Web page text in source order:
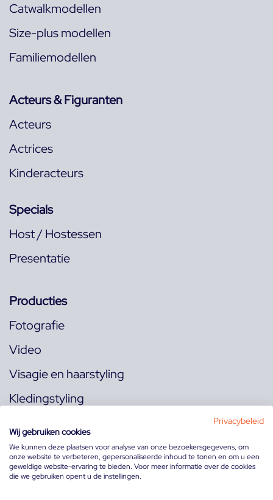
Catwalkmodellen
Size-plus modellen
Familiemodellen
Acteurs & Figuranten
Acteurs
Actrices
Kinderacteurs
Specials
Host / Hostessen
Presentatie
Producties
Fotografie
Video
Visagie en haarstyling
Kledingstyling
Volg ons op:
Privacybeleid
Wij gebruiken cookies
We kunnen deze plaatsen voor analyse van onze bezoekersgegevens, om
onze website te verbeteren, gepersonaliseerde inhoud te tonen en om u een
geweldige website-ervaring te bieden. Voor meer informatie over de cookies
die we gebruiken opent u de instellingen.